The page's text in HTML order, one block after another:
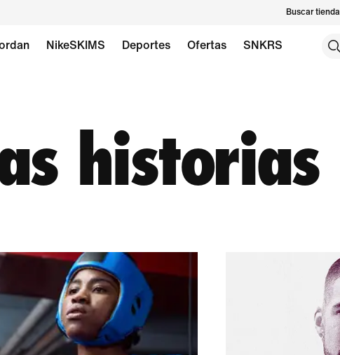
Buscar tienda
NikeSKIMS Deportes Ofertas SNKRS
historias